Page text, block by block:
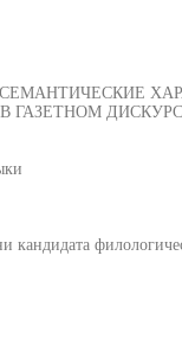
ДИСКУРСЕ
кандидата